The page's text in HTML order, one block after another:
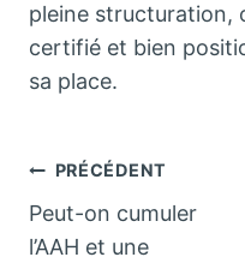
pleine structuration,
certifié et bien
sa place.
Navigation
de
PRÉCÉDENT
Peut-on cumuler
l’AAH et une